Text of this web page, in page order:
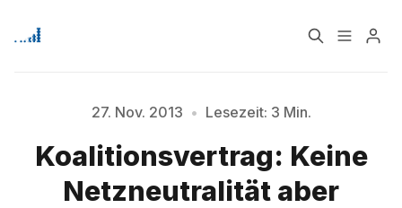
Signup
27. Nov. 2013 • Lesezeit: 3 Min.
Koalitionsvertrag: Keine
Netzneutralität aber